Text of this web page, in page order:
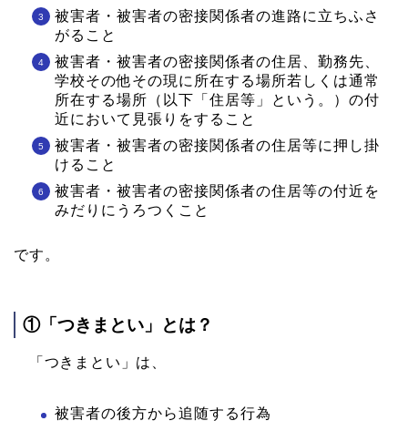
被害者・被害者の密接関係者の進路に立ちふさ
がること
被害者・被害者の密接関係者の住居、勤務先、
学校その他その現に所在する場所若しくは通常
所在する場所（以下「住居等」という。）の付
近において見張りをすること
被害者・被害者の密接関係者の住居等に押し掛
けること
被害者・被害者の密接関係者の住居等の付近を
みだりにうろつくこと
です。
①「つきまとい」とは？
「つきまとい」は、
被害者の後方から追随する行為